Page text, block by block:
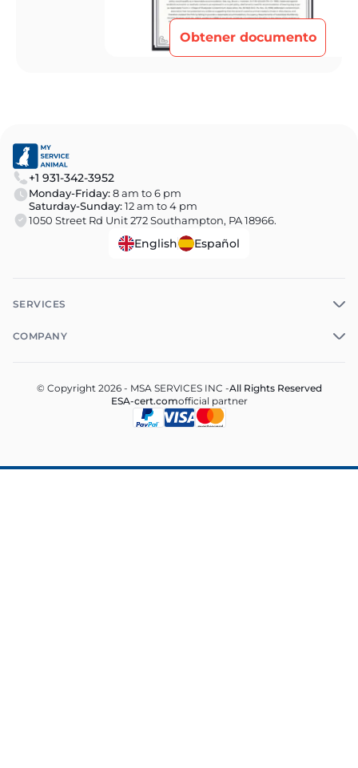
Obtener documento
+1 931-342-3952
Monday-Friday:8 am to 6 pm
Saturday-Sunday:12 am to 4 pm
1050 Street Rd Unit 272 Southampton, PA 18966.
English Español
SERVICES
COMPANY
© Copyright 2026 - MSA SERVICES INC -All Rights Reserved
ESA-cert.comofficial partner